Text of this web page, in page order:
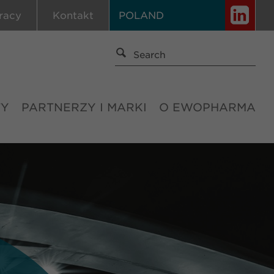
POLAND
Kontakt
PARTNERZY I MARKI O EWOPHARMA